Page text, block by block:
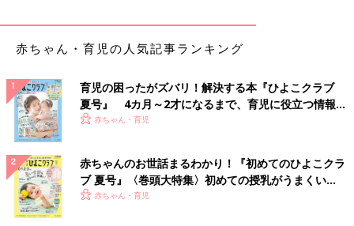
赤ちゃん・育児の人気記事ランキング
育児の困ったがズバリ！解決する本『ひよこクラブ
夏号』 4カ月～2才になるまで、育児に役立つ情報が
いっぱい！
赤ちゃん・育児
赤ちゃんのお世話まるわかり！『初めてのひよこクラ
ブ 夏号』〈巻頭大特集〉初めての授乳がうまくい
く！ おっぱい・ミルクの基本と夏のトラブル 解決テ
赤ちゃん・育児